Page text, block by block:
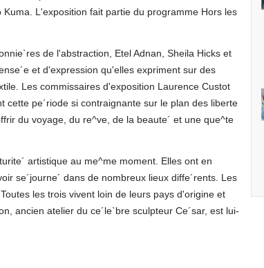
L'exposition fait partie du programme Hors les
de l'abstraction, Etel Adnan, Sheila Hicks et
et d'expression qu'elles expriment sur des
Les commissaires d'exposition Laurence Custot
pe´riode si contraignante sur le plan des liberte
du voyage, du re^ve, de la beaute´ et une que^te
artistique au me^me moment. Elles ont en
se´journe´ dans de nombreux lieux diffe´rents. Les
les trois vivent loin de leurs pays d'origine et
ancien atelier du ce´le`bre sculpteur Ce´sar, est lui-